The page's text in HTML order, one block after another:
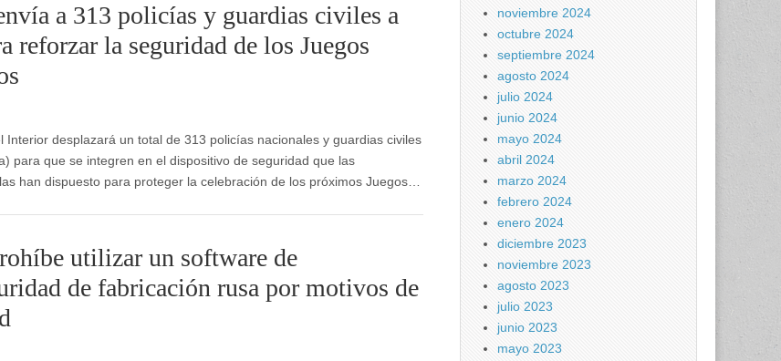
a 313 policías y guardias civiles a
reforzar la seguridad de los Juegos
Interior desplazará un total de 313 policías nacionales y guardias civiles
para que se integren en el dispositivo de seguridad que las
han dispuesto para proteger la celebración de los próximos Juegos…
utilizar un software de
de fabricación rusa por motivos de
noviembre 2024
octubre 2024
septiembre 2024
agosto 2024
julio 2024
junio 2024
mayo 2024
abril 2024
marzo 2024
febrero 2024
enero 2024
diciembre 2023
noviembre 2023
agosto 2023
julio 2023
junio 2023
mayo 2023